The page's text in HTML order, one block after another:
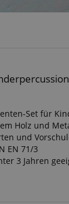
Set für
Holz und
und
EN 71/3
3 Jahren